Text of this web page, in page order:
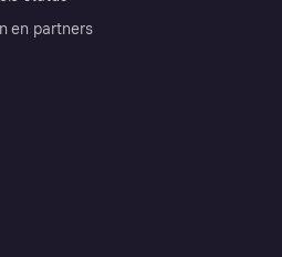
en partners